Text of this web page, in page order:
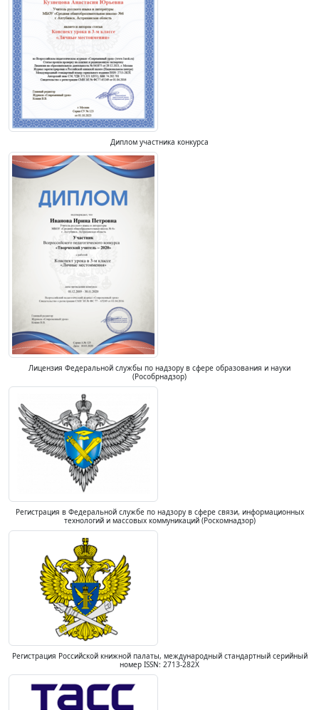
Диплом участника конкурса
Лицензия Федеральной службы по надзору в сфере образования и науки
(Рособрнадзор)
Регистрация в Федеральной службе по надзору в сфере связи, информационных
технологий и массовых коммуникаций (Роскомнадзор)
Регистрация Российской книжной палаты, международный стандартный серийный
номер ISSN: 2713-282X